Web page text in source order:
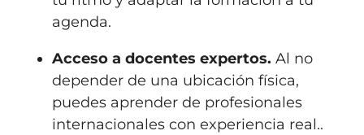
agenda.
Acceso a docentes expertos. Al no
depender de una ubicación física,
puedes aprender de profesionales
internacionales con experiencia real..